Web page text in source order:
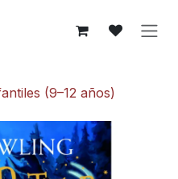
(9–12 años)